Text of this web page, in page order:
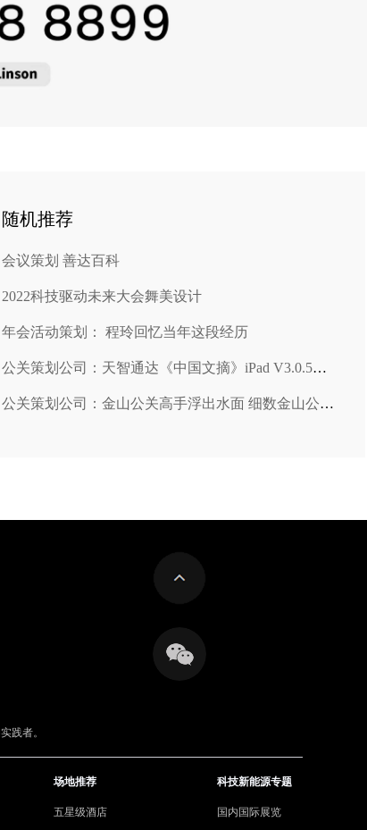
随机推荐
会议策划 善达百科
2022科技驱动未来大会舞美设计
年会活动策划： 程玲回忆当年这段经历
公关策划公司：天智通达《中国文摘》iPad V3.0.5上线
公关策划公司：金山公关高手浮出水面 细数金山公关“三大升级”
践者。
场地推荐
五星级酒店
科技新能源专题
国内国际展览